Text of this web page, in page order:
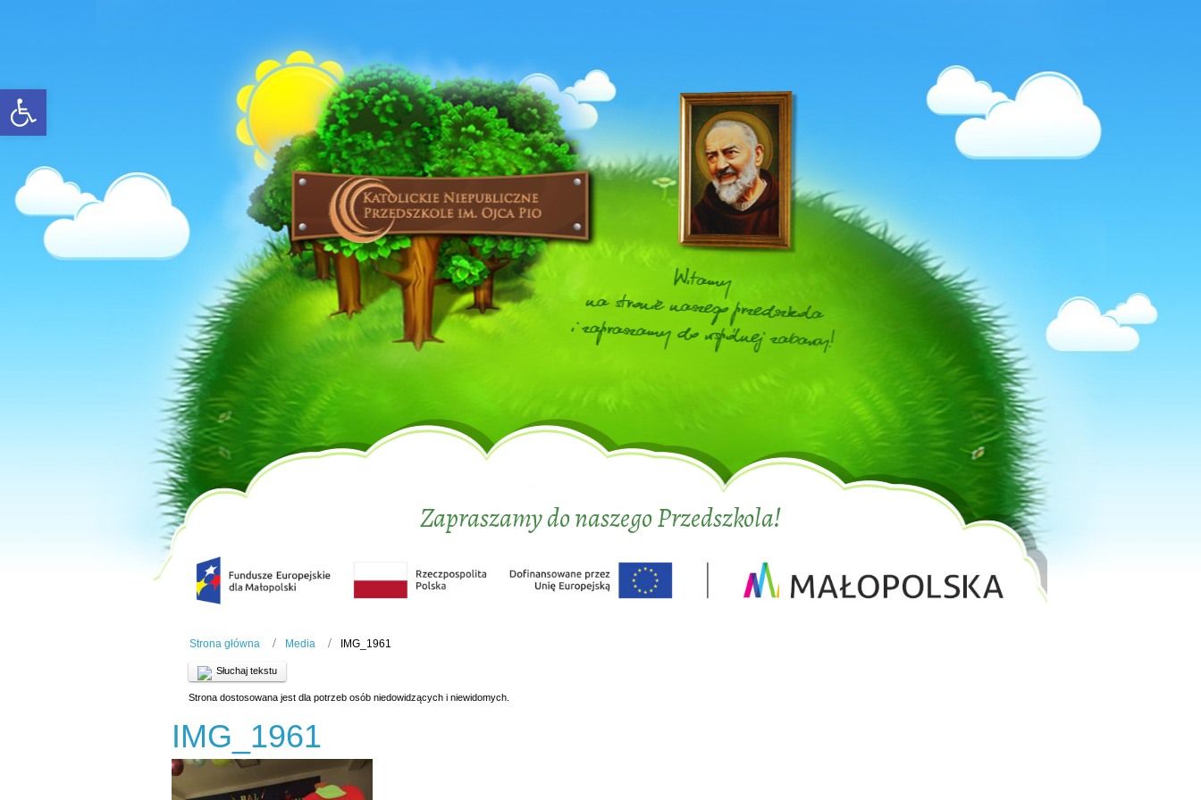
Open toolbar
Zapraszamy do naszego Przedszkola!
Strona główna Media IMG_1961
Słuchaj tekstu
Strona dostosowana jest dla potrzeb osób niedowidzących i niewidomych.
IMG_1961